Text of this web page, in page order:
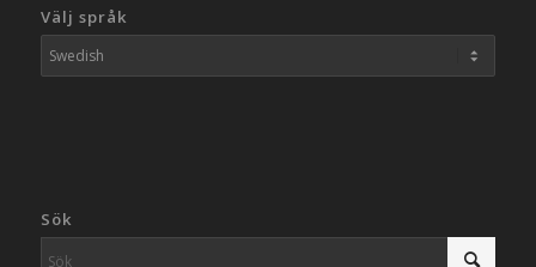
Välj språk
Sök